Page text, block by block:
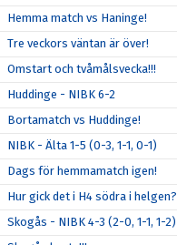
Hemma match vs Haninge!
Tre veckors väntan är över!
Omstart och tvåmålsvecka!!!
Huddinge - NIBK 6-2
Bortamatch vs Huddinge!
NIBK - Älta 1-5 (0-3, 1-1, 0-1)
Dags för hemmamatch igen!
Hur gick det i H4 södra i helgen?
Skogås - NIBK 4-3 (2-0, 1-1, 1-2)